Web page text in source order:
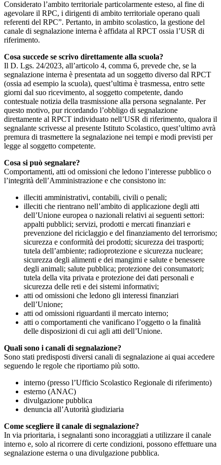
Considerato l’ambito territoriale particolarmente esteso, al fine di
agevolare il RPC, i dirigenti di ambito territoriale operano quali
referenti del RPC”. Pertanto, in ambito scolastico, la gestione del
canale di segnalazione interna è affidata al RPCT ossia l’USR di
riferimento.
Cosa succede se scrivo direttamente alla scuola?
Il D. Lgs. 24/2023, all’articolo 4, comma 6, prevede che, se la
segnalazione interna è presentata ad un soggetto diverso dal RPCT
(ossia ad esempio la scuola), quest’ultima è trasmessa, entro sette
giorni dal suo ricevimento, al soggetto competente, dando
contestuale notizia della trasmissione alla persona segnalante. Per
questo motivo, pur ricordando l’obbligo di segnalazione
direttamente al RPCT individuato nell’USR di riferimento, qualora il
segnalante scrivesse al presente Istituto Scolastico, quest’ultimo avrà
premura di trasmettere la segnalazione nei tempi e modi previsti per
legge al soggetto competente.
Cosa si può segnalare?
Comportamenti, atti od omissioni che ledono l’interesse pubblico o
l’integrità dell’Amministrazione e che consistono in:
illeciti amministrativi, contabili, civili o penali;
illeciti che rientrano nell’ambito di applicazione degli atti
dell’Unione europea o nazionali relativi ai seguenti settori:
appalti pubblici; servizi, prodotti e mercati finanziari e
prevenzione del riciclaggio e del finanziamento del terrorismo;
sicurezza e conformità dei prodotti; sicurezza dei trasporti;
tutela dell’ambiente; radioprotezione e sicurezza nucleare;
sicurezza degli alimenti e dei mangimi e salute e benessere
degli animali; salute pubblica; protezione dei consumatori;
tutela della vita privata e protezione dei dati personali e
sicurezza delle reti e dei sistemi informativi;
atti od omissioni che ledono gli interessi finanziari
dell’Unione;
atti od omissioni riguardanti il mercato interno;
atti o comportamenti che vanificano l’oggetto o la finalità
delle disposizioni di cui agli atti dell’Unione.
Quali sono i canali di segnalazione?
Sono stati predisposti diversi canali di segnalazione ai quai accedere
seguendo le regole che riportiamo più sotto.
interno (presso l’Ufficio Scolastico Regionale di riferimento)
esterno (ANAC)
divulgazione pubblica
denuncia all’Autorità giudiziaria
Come scegliere il canale di segnalazione?
In via prioritaria, i segnalanti sono incoraggiati a utilizzare il canale
interno e, solo al ricorrere di certe condizioni, possono effettuare una
segnalazione esterna o una divulgazione pubblica.